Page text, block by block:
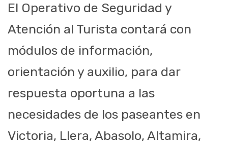
El Operativo de Seguridad y
Atención al Turista contará con
módulos de información,
orientación y auxilio, para dar
respuesta oportuna a las
necesidades de los paseantes en
Victoria, Llera, Abasolo, Altamira,